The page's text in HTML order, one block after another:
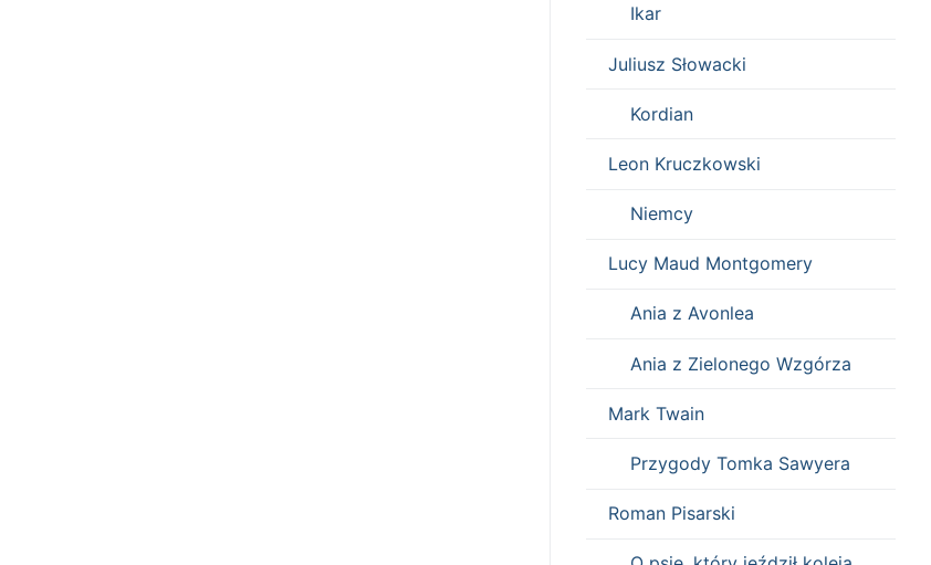
Ikar
Juliusz Słowacki
Kordian
Leon Kruczkowski
Niemcy
Lucy Maud Montgomery
Ania z Avonlea
Ania z Zielonego Wzgórza
Mark Twain
Przygody Tomka Sawyera
Roman Pisarski